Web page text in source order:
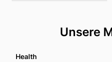
Unsere
Health